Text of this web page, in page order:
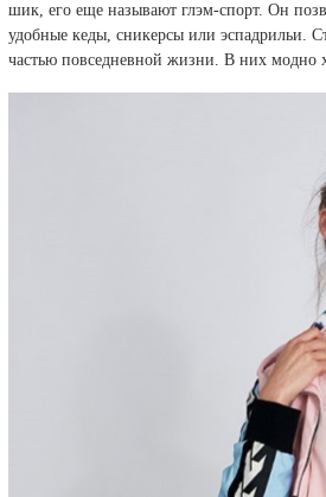
шик, его еще называют глэм-спорт. Он
удобные кеды, сникерсы или эспадрильи.
частью повседневной жизни. В них модно